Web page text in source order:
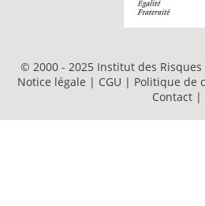
© 2000 - 2025 Institut des
Notice légale | CGU | Politique de
Contact |